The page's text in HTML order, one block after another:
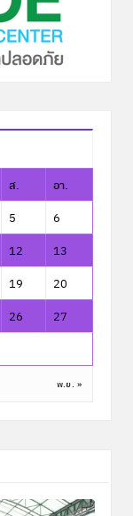
ส.
อา.
5
6
12
13
19
20
26
27
พ.ย. »